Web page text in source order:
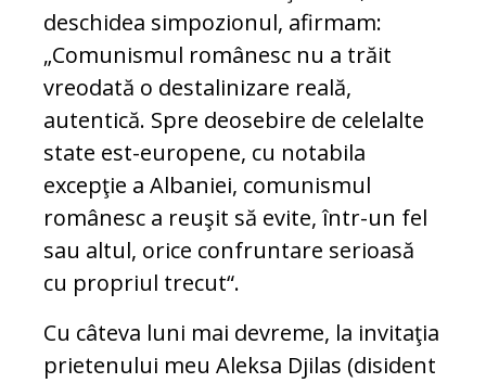
deschidea simpozionul, afirmam:
„Comunismul românesc nu a trăit
vreodată o destalinizare reală,
autentică. Spre deosebire de celelalte
state est-europene, cu notabila
excepţie a Albaniei, comunismul
românesc a reuşit să evite, într-un fel
sau altul, orice confruntare serioasă
cu propriul trecut“.
Cu câteva luni mai devreme, la invitaţia
prietenului meu Aleksa Djilas (disident